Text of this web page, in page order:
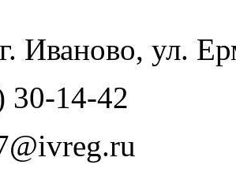
Иваново, ул.
30-14-42